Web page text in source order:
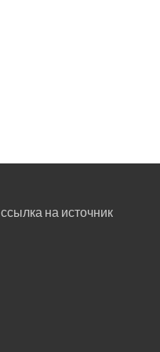
на источник